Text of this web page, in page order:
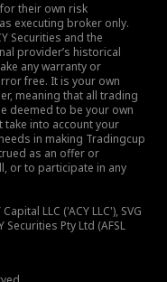
their own risk
executing broker only.
Securities and the
provider’s historical
any warranty or
free. It is your own
meaning that all trading
deemed to be your own
take into account your
in making Tradingcup
as an offer or
or to participate in any
LLC ('ACY LLC'), SVG
Securities Pty Ltd (AFSL